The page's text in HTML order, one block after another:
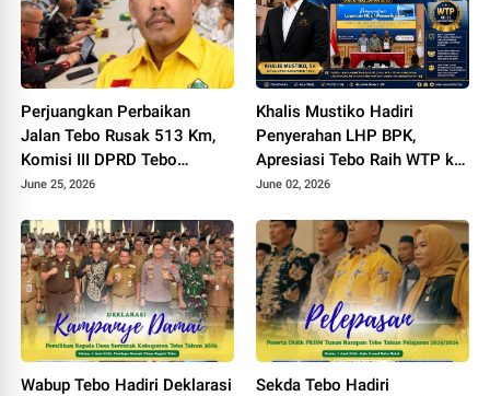
Perjuangkan Perbaikan
Jalan Tebo Rusak 513 Km,
Komisi III DPRD Tebo
Datangi Kemen PU
June 25, 2026
Khalis Mustiko Hadiri
Penyerahan LHP BPK,
Apresiasi Tebo Raih WTP ke
11
June 02, 2026
Wabup Tebo Hadiri Deklarasi
Sekda Tebo Hadiri